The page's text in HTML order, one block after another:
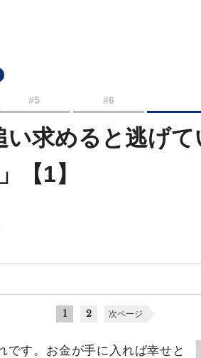
#5 #6
い求めると逃げ
【1】
1 2 次ページ
です。お金が手に入れば幸せと